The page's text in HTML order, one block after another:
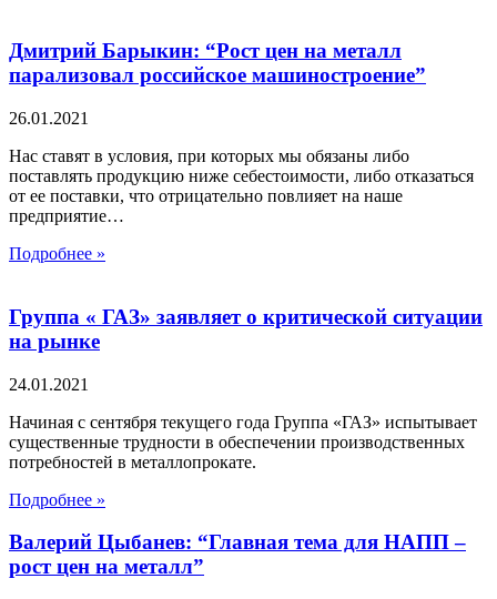
Дмитрий Барыкин: “Рост цен на металл
парализовал российское машиностроение”
26.01.2021
Нас ставят в условия, при которых мы обязаны либо
поставлять продукцию ниже себестоимости, либо отказаться
от ее поставки, что отрицательно повлияет на наше
предприятие…
Подробнее »
Группа « ГАЗ» заявляет о критической ситуации
на рынке
24.01.2021
Начиная с сентября текущего года Группа «ГАЗ» испытывает
существенные трудности в обеспечении производственных
потребностей в металлопрокате.
Подробнее »
Валерий Цыбанев: “Главная тема для НАПП –
рост цен на металл”